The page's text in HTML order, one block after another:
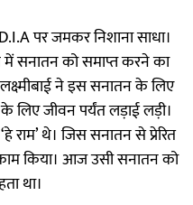
पर जमकर निशाना साधा।
सनातन को समाप्त करने का
ने इस सनातन के लिए
लिए जीवन पर्यंत लड़ाई लड़ी।
राम’ थे। जिस सनातन से प्रेरित
किया। आज उसी सनातन को
था।